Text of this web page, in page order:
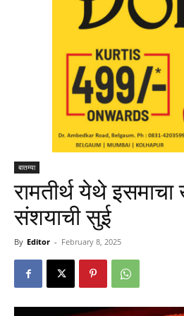
बातम्या
रामतीर्थ येथे
संशयाची सुई
By Editor - February 8, 2025